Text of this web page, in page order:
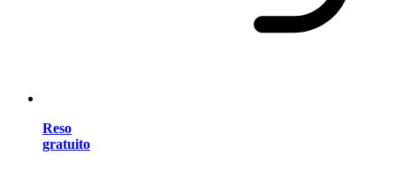
Reso
gratuito